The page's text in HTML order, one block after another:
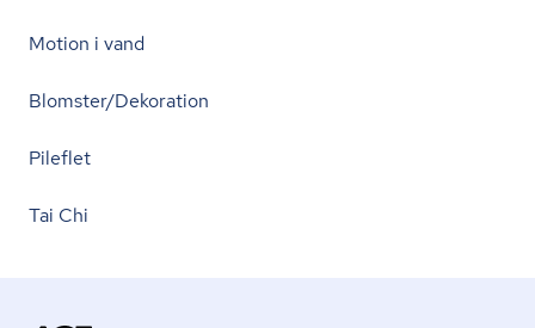
Motion i vand
Blomster/Dekoration
Pileflet
Tai Chi